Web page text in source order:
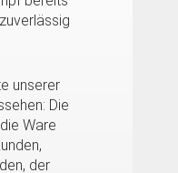
unserer
Die
Ware
der